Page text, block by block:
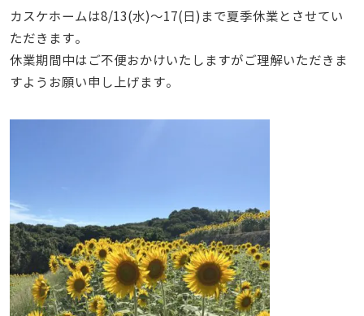
カスケホームは8/13(水)～17(日)まで夏季休業とさせてい
ただきます。
休業期間中はご不便おかけいたしますがご理解いただきま
すようお願い申し上げます。